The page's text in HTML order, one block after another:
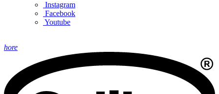
Instagram
Facebook
Youtube
hore